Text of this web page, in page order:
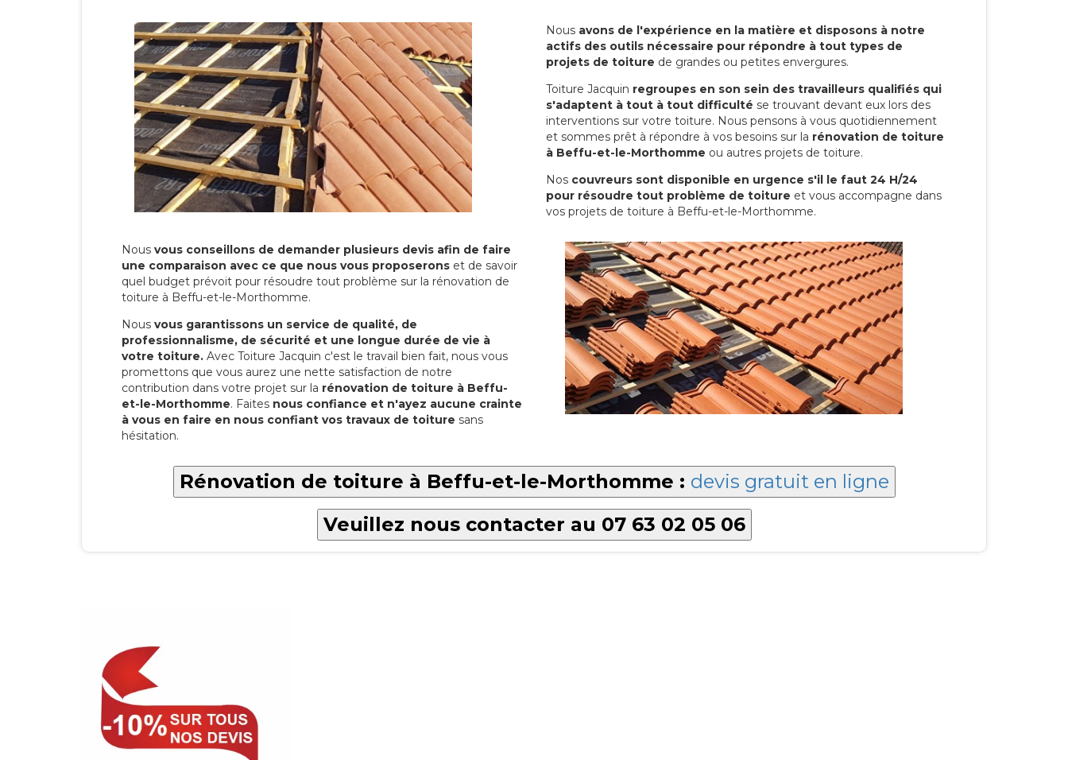
Nous avons de l'expérience en la matière et disposons à notre
actifs des outils nécessaire pour répondre à tout types de
projets de toiture de grandes ou petites envergures.
Toiture Jacquin regroupes en son sein des travailleurs qualifiés qui
s'adaptent à tout à tout difficulté se trouvant devant eux lors des
interventions sur votre toiture. Nous pensons à vous quotidiennement
et sommes prêt à répondre à vos besoins sur la rénovation de toiture
à Beffu-et-le-Morthomme ou autres projets de toiture.
Nos couvreurs sont disponible en urgence s'il le faut 24 H/24
pour résoudre tout problème de toiture et vous accompagne dans
vos projets de toiture à Beffu-et-le-Morthomme.
Nous vous conseillons de demander plusieurs devis afin de faire
une comparaison avec ce que nous vous proposerons et de savoir
quel budget prévoit pour résoudre tout problème sur la rénovation de
toiture à Beffu-et-le-Morthomme.
Nous vous garantissons un service de qualité, de
professionnalisme, de sécurité et une longue durée de vie à
votre toiture. Avec Toiture Jacquin c'est le travail bien fait, nous vous
promettons que vous aurez une nette satisfaction de notre
contribution dans votre projet sur la rénovation de toiture à Beffu-
et-le-Morthomme. Faites nous confiance et n'ayez aucune crainte
à vous en faire en nous confiant vos travaux de toiture sans
hésitation.
Rénovation de toiture à Beffu-et-le-Morthomme : devis gratuit en ligne
Veuillez nous contacter au 07 63 02 05 06